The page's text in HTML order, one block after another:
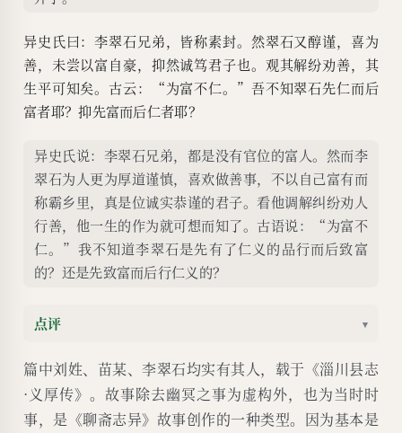
异史氏曰：李翠石兄弟，皆称素封。然翠石又醇谨，喜为
善，未尝以富自豪，抑然诚笃君子也。观其解纷劝善，其
生平可知矣。古云：“为富不仁。”吾不知翠石先仁而后
富者耶？抑先富而后仁者耶？
异史氏说：李翠石兄弟，都是没有官位的富人。然而李
翠石为人更为厚道谨慎，喜欢做善事，不以自己富有而
称霸乡里，真是位诚实恭谨的君子。看他调解纠纷劝人
行善，他一生的作为就可想而知了。古语说：“为富不
仁。”我不知道李翠石是先有了仁义的品行而后致富
的？还是先致富而后行仁义的？
点评 ▾
篇中刘姓、苗某、李翠石均实有其人，载于《淄川县志
·义厚传》。故事除去幽冥之事为虚构外，也为当时时
事，是《聊斋志异》故事创作的一种类型。因为基本是